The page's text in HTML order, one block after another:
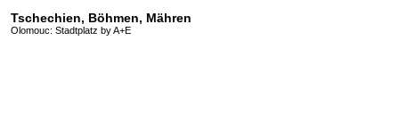
Tschechien, Böhmen, Mähren
Olomouc: Stadtplatz by A+E